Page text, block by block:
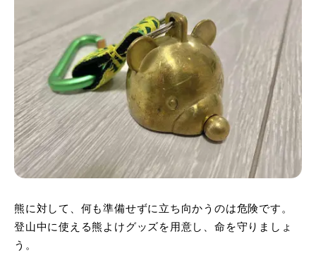
熊に対して、何も準備せずに立ち向かうのは危険です。
登山中に使える熊よけグッズを用意し、命を守りましょ
う。